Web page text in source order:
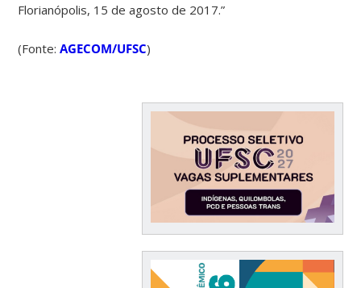
Florianópolis, 15 de agosto de 2017.”
(Fonte:AGECOM/UFSC)